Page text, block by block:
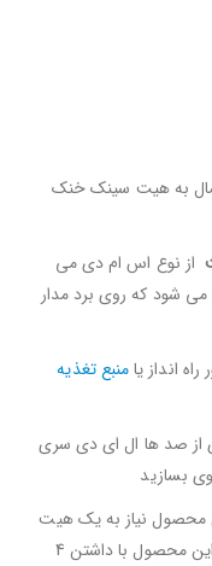
به هیت سینک خنک
از نوع اس ام دی می
می شود که روی برد مدار
انداز یامنبع تغذیه
از صد ها ال ای دی سری
بسازید
محصول نیاز به یک هیت
سینک دارید تا از داغ شدن آن جلوگیری کنید این محصول با داشتن 4